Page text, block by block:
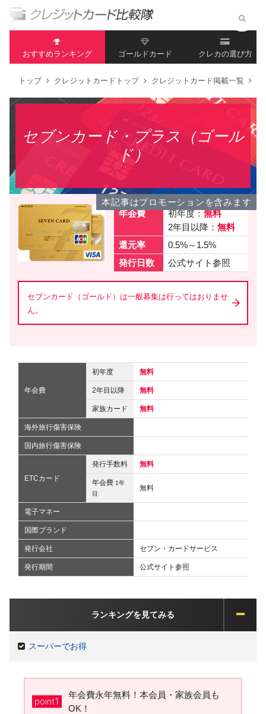
おすすめランキング ゴールドカード クレカの選び方
トップ クレジットカードトップ クレジットカード掲載一覧
セブンカード・プラス（ゴール
ド）
本記事はプロモーションを含みます
年会費
初年度：無料
2年目以降：無料
還元率
0.5%～1.5%
発行日数
公式サイト参照
セブンカード（ゴールド）は一般募集は行ってはおりませ
ん。
年会費
初年度 無料
2年目以降 無料
家族カード 無料
海外旅行傷害保険
国内旅行傷害保険
ETCカード
発行手数料 無料
年会費 1年
目
無料
電子マネー
国際ブランド
発行会社 セブン・カードサービス
発行期間 公式サイト参照
ランキングを見てみる
スーパーでお得
point1
年会費永年無料！本会員・家族会員も
OK！